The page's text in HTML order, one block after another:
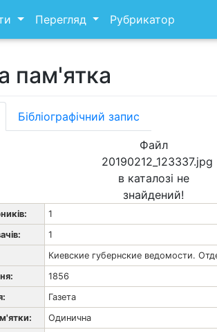
Перегляд Рубрикатор
пам'ятка
Бібліографічний запис
Файл
20190212_123337.jpg
в каталозі не
знайдений!
1
1
Киевские губернские ведомости.
1856
Газета
Одинична